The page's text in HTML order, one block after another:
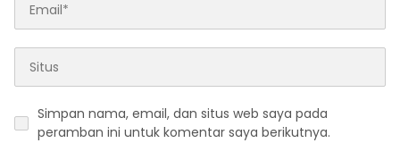
Simpan nama, email, dan situs web saya pada
peramban ini untuk komentar saya berikutnya.